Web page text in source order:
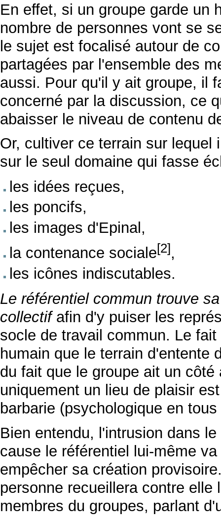
En effet, si un groupe garde un
nombre de personnes vont se
le sujet est focalisé autour de
partagées par l'ensemble des
aussi. Pour qu'il y ait groupe, il
concerné par la discussion, ce
abaisser le niveau de contenu
Or, cultiver ce terrain sur
sur le seul domaine qui fasse
les idées reçues,
les poncifs,
les images d'Epinal,
la contenance sociale[2],
les icônes indiscutables.
Le référentiel commun trouve
collectifafin d'y puiser les
socle de travail commun. Le
humain que le terrain d'entente
du fait que le groupe ait un
uniquement un lieu de plaisir
barbarie (psychologique en
Bien entendu, l'intrusion dans
cause le référentiel lui-même
empêcher sa création
personne recueillera contre
membres du groupes, parlant